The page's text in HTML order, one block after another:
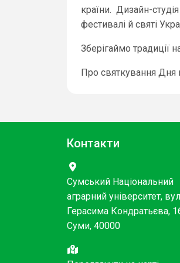
країни. Дизайн-
фестивалі й святі
Зберігаймо традиції
Про святкування Дня
Контакти
Сумський Національний
аграрний університет,
Герасима Кондратьєва,
Суми, 40000